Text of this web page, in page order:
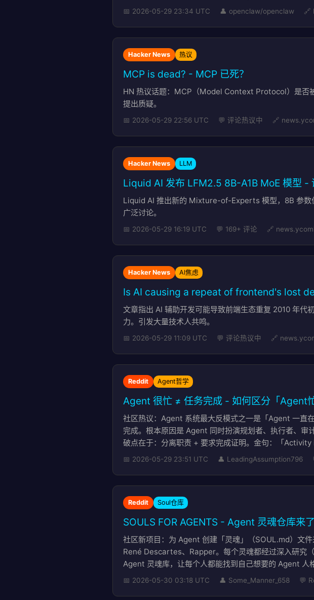
📅 2026-05-29 23:34 UTC 👤 openclaw/openclaw 🔗
Hacker News 热议
MCP is dead? - MCP 已死？
HN 热议话题：MCP（Model Context Protocol）是否
提出质疑。
📅 2026-05-29 22:56 UTC 💬 评论热议中 🔗
Hacker News LLM
Liquid AI 发布 LFM2.5 8B-A1B MoE 模型 -
Liquid AI 推出新的 Mixture-of-Experts 模型，8B 参数
广泛讨论。
📅 2026-05-29 16:19 UTC 💬 169+ 评论 🔗
Hacker News AI焦虑
Is AI causing a repeat of frontend's lost
文章指出 AI 辅助开发可能导致前端生态重复 2010 年
力。引发大量技术人共鸣。
📅 2026-05-29 11:09 UTC 💬 评论热议中 🔗
Reddit Agent哲学
Agent 很忙 ≠ 任务完成 - 如何区分「Agent
社区热议：Agent 系统最大反模式之一是「Agent 一直
完成。根本原因是 Agent 同时扮演规划者、执行者、
破点在于：分离职责 + 要求完成证明。金句：「
📅 2026-05-29 23:51 UTC 👤 LeadingAssumption796
Reddit Soul仓库
SOULS FOR AGENTS - Agent 灵魂仓库来了
社区新项目：为 Agent 创建「灵魂」（SOUL.md）文
René Descartes、Rapper。每个灵魂都经过深入研究
Agent 灵魂库，让每个人都能找到自己想要的 Agent
📅 2026-05-30 03:18 UTC 👤 Some_Manner_658 💬